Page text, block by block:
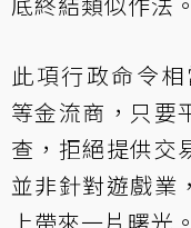
此項行政命令
等金流商，只要
查，拒絕提供交
並非針對遊戲業